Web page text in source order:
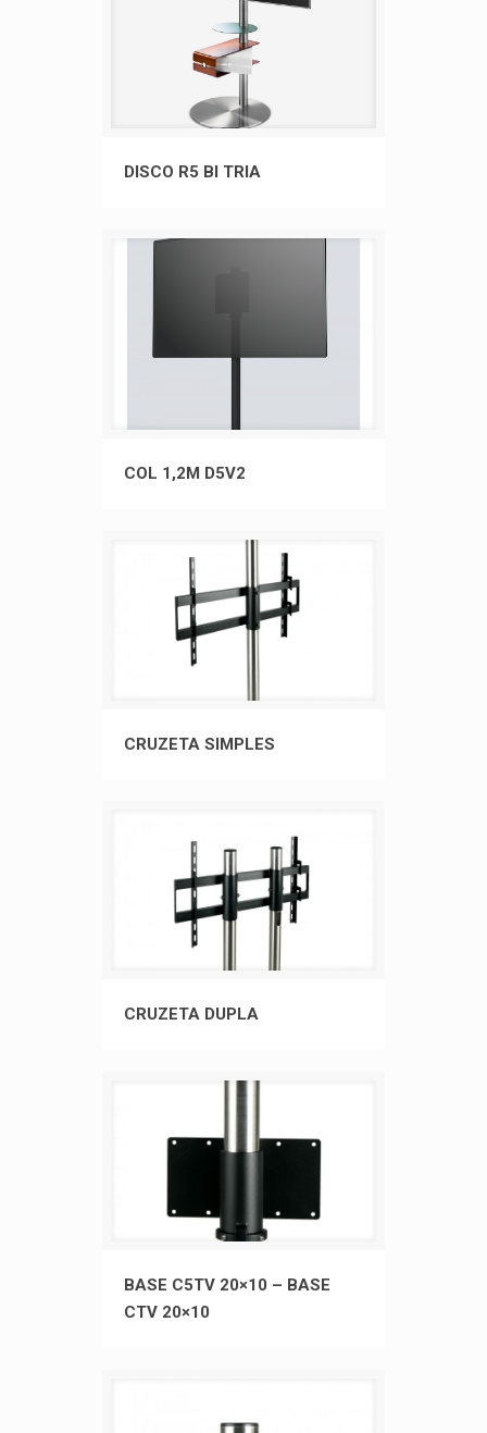
DISCO R5 BI TRIA
DISCO R5 BI TRIA
COL 1,2M D5V2
COL 1,2M D5V2
CRUZETA SIMPLES
CRUZETA SIMPLES
CRUZETA DUPLA
CRUZETA DUPLA
BASE C5TV 20×10 – BASE CTV
BASE C5TV 20×10 – BASE
CTV 20×10